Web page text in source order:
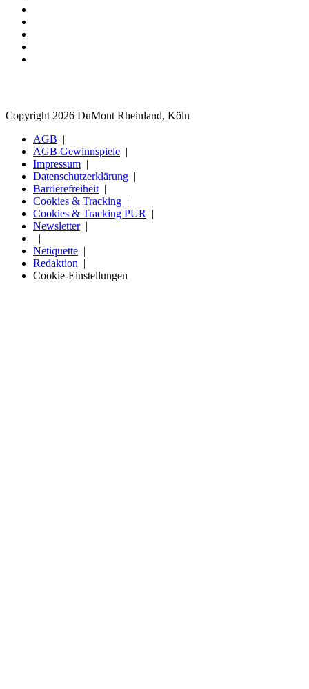
Copyright 2026 DuMont Rheinland, Köln
AGB
AGB Gewinnspiele
Impressum
Datenschutzerklärung
Barrierefreiheit
Cookies & Tracking
Cookies & Tracking PUR
Newsletter
Netiquette
Redaktion
Cookie-Einstellungen